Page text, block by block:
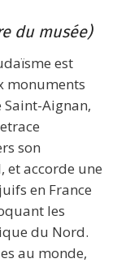
du musée)
est
monuments
Aignan,
son
accorde une
en France
les
du Nord.
au monde,